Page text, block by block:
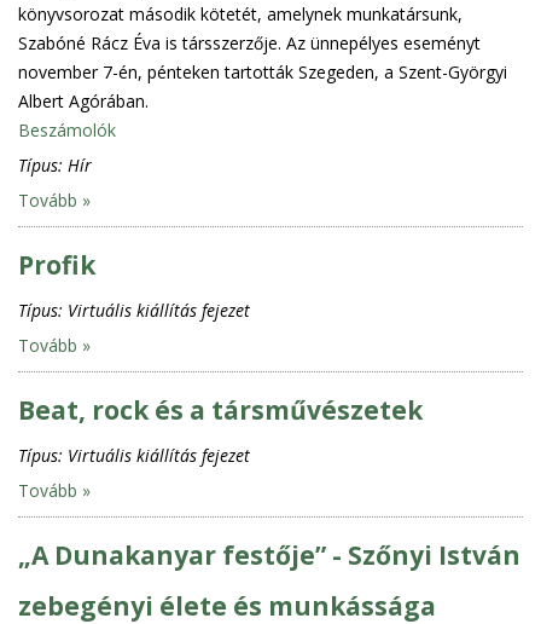
könyvsorozat második kötetét, amelynek munkatársunk,
Szabóné Rácz Éva is társszerzője. Az ünnepélyes eseményt
november 7-én, pénteken tartották Szegeden, a Szent-Györgyi
Albert Agórában.
Beszámolók
Típus: Hír
Tovább »
Profik
Típus: Virtuális kiállítás fejezet
Tovább »
Beat, rock és a társművészetek
Típus: Virtuális kiállítás fejezet
Tovább »
„A Dunakanyar festője” - Szőnyi István
zebegényi élete és munkássága